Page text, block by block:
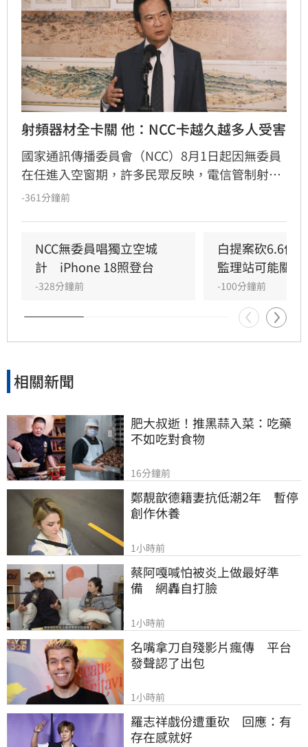
射頻器材全卡關 他：NCC卡越久越多人受害
國家通訊傳播委員會（NCC）8月1日起因無委員
在任進入空窗期，許多民眾反映，電信管制射頻
器材因無法獲得許可，全部卡在海關。民進黨立
市公司每天都得支付龐大倉儲費用，因此向他陳
情詢問，到底何時才能通過人事案，讓林俊憲忍
不住感嘆，「人事案可以有不同立場，但不該讓
-361分鐘前
NCC無委員唱獨立空城
計　iPhone 18照登台
-328分鐘前
白提案砍6.6億
監理站可能關門
-100分鐘前
相關新聞
肥大叔逝！推黑蒜入菜：吃藥
不如吃對食物
16分鐘前
鄭靚歆德籍妻抗低潮2年　暫停
創作休養
1小時前
蔡阿嘎喊怕被炎上做最好準
備　網轟自打臉
1小時前
名嘴拿刀自殘影片瘋傳　平台
發聲認了出包
1小時前
羅志祥戲份遭重砍　回應：有
存在感就好